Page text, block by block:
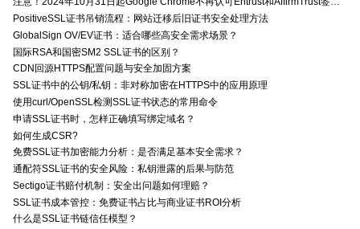
PositiveSSL证书吊销流程：网站迁移后旧证书安全处理方法
GlobalSign OV/EV证书：适合哪些高安全需求场景？
国际RSA和国密SM2 SSL证书的区别？
CDN回源HTTPS配置问题与安全加固方案
SSL证书中的公钥/私钥：非对称加密在HTTPS中的应用原理
使用curl/OpenSSL检测SSL证书状态的常用命令
申请SSL证书时，怎样正确填写绑定域名？
如何生成CSR?
免费SSL证书加密能力分析：是否满足基本安全需求？
通配符SSL证书的安全风险：私钥泄露的后果与防范
Sectigo证书赔付机制：安全出问题如何理赔？
SSL证书成本管控：免费证书占比与商业证书ROI分析
什么是SSL证书链信任模型？